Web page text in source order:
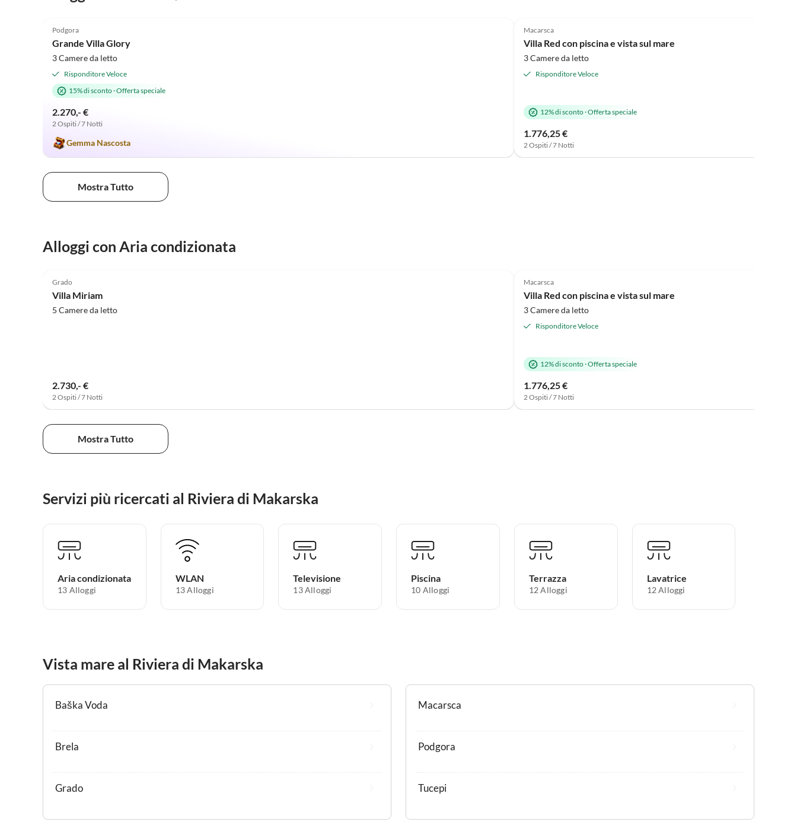
Podgora
Grande Villa Glory
3 Camere da letto
Risponditore Veloce
15% di sconto·Offerta speciale
2.270,- €
2 Ospiti / 7 Notti
Gemma Nascosta
Macarsca
Villa Red con piscina e vista sul mare
3 Camere da letto
Risponditore Veloce
12% di sconto·Offerta speciale
1.776,25 €
2 Ospiti / 7 Notti
Mostra Tutto
Alloggi con Aria condizionata
Grado
Villa Miriam
5 Camere da letto
2.730,- €
2 Ospiti / 7 Notti
Macarsca
Villa Red con piscina e vista sul mare
3 Camere da letto
Risponditore Veloce
12% di sconto·Offerta speciale
1.776,25 €
2 Ospiti / 7 Notti
Mostra Tutto
Servizi più ricercati al Riviera di Makarska
Aria condizionata
13 Alloggi
WLAN
13 Alloggi
Televisione
13 Alloggi
Piscina
10 Alloggi
Terrazza
12 Alloggi
Lavatrice
12 Alloggi
Vista mare al Riviera di Makarska
Baška Voda
Brela
Grado
Macarsca
Podgora
Tucepi